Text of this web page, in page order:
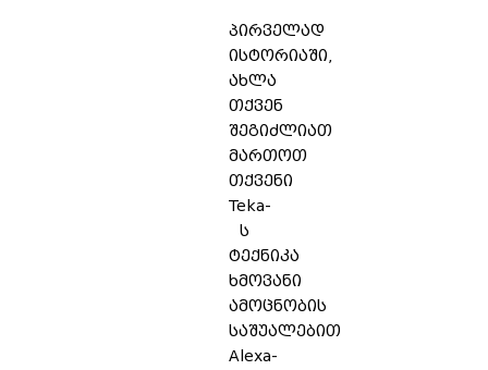
პირველად
ისტორიაში,
ახლა
თქვენ
შეგიძლიათ
მართოთ
თქვენი
Teka-
ს
ტექნიკა
ხმოვანი
ამოცნობის
საშუალებით
Alexa-